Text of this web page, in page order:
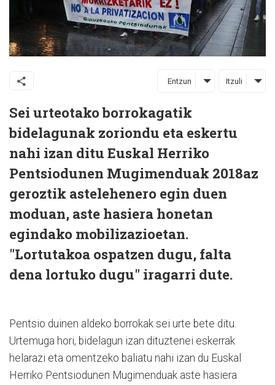
Entzun Itzuli
Sei urteotako borrokagatik
bidelagunak zoriondu eta eskertu
nahi izan ditu Euskal Herriko
Pentsiodunen Mugimenduak 2018az
geroztik astelehenero egin duen
moduan, aste hasiera honetan
egindako mobilizazioetan.
"Lortutakoa ospatzen dugu, falta
dena lortuko dugu" iragarri dute.
Pentsio duinen aldeko borrokak sei urte bete ditu.
Urtemuga hori, bidelagun izan dituztenei eskerrak
helarazi eta omentzeko baliatu nahi izan du Euskal
Herriko Pentsiodunen Mugimenduak aste hasiera